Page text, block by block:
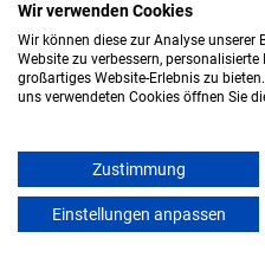
In Kooperation mit IU
Hochschule)
bundesweit
Freie Plätze: 1
Wir verwenden Cookies
Wir können diese zur Analyse unserer
Website zu verbessern,
großartiges Website-Erlebnis zu
uns verwendeten Cookies öffnen Sie
Zustimmung
Einstellungen anpassen